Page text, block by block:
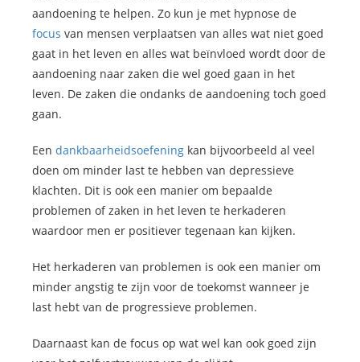
aandoening te helpen. Zo kun je met hypnose de
focus van mensen verplaatsen van alles wat niet goed
gaat in het leven en alles wat beïnvloed wordt door de
aandoening naar zaken die wel goed gaan in het
leven. De zaken die ondanks de aandoening toch goed
gaan.
Een dankbaarheidsoefening kan bijvoorbeeld al veel
doen om minder last te hebben van depressieve
klachten. Dit is ook een manier om bepaalde
problemen of zaken in het leven te herkaderen
waardoor men er positiever tegenaan kan kijken.
Het herkaderen van problemen is ook een manier om
minder angstig te zijn voor de toekomst wanneer je
last hebt van de progressieve problemen.
Daarnaast kan de focus op wat wel kan ook goed zijn